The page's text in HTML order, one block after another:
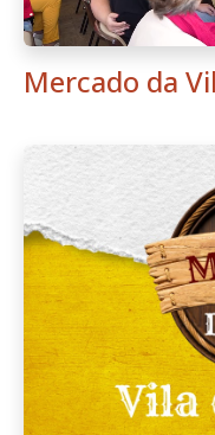
Mercado da